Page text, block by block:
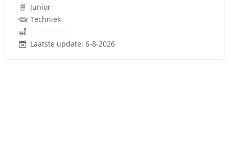
Junior
Techniek
Laatste update: 6-8-2026